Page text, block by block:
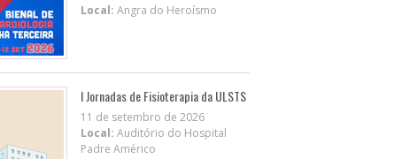
Local: Angra do Heroísmo
I Jornadas de Fisioterapia da ULSTS
11 de setembro de 2026
Local: Auditório do Hospital
Padre Américo